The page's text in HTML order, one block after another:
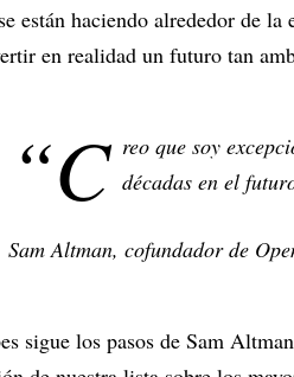
están haciendo alrededor de
en realidad un futuro tan
“C reo que soy
décadas en el
Sam Altman, cofundador de
sigue los pasos de Sam